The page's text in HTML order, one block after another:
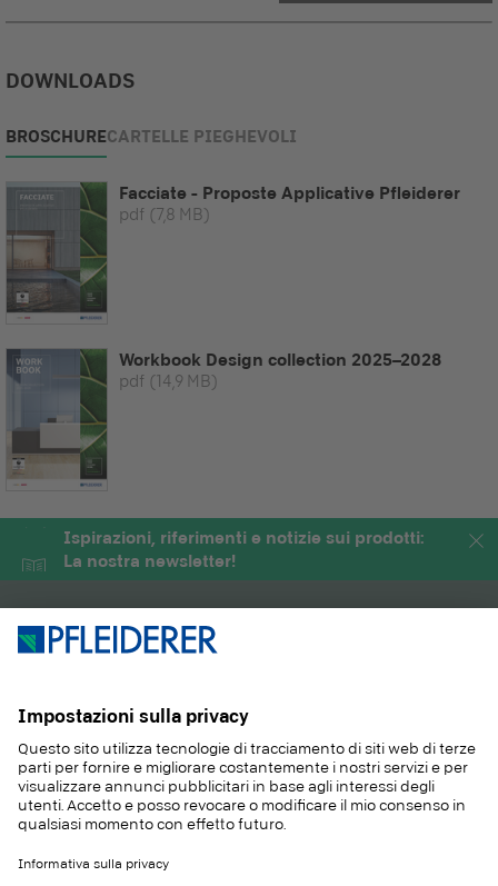
DOWNLOADS
BROSCHURECARTELLE PIEGHEVOLI
Facciate - Proposte Applicative Pfleiderer
pdf (7,8 MB)
Workbook Design collection 2025–2028
pdf (14,9 MB)
Ispirazioni, riferimenti e notizie sui prodotti:
La nostra newsletter!
PRODOTTI
APPLICAZIONI
SOSTENIBILITA
REFERENZE
SERVIZIO
CONTATTO